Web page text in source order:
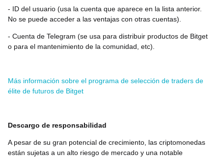
- ID del usuario (usa la cuenta que aparece en la lista anterior.
No se puede acceder a las ventajas con otras cuentas).
- Cuenta de Telegram (se usa para distribuir productos de Bitget
o para el mantenimiento de la comunidad, etc).
Más información sobre el programa de selección de traders de
élite de futuros de Bitget
Descargo de responsabilidad
A pesar de su gran potencial de crecimiento, las criptomonedas
están sujetas a un alto riesgo de mercado y una notable